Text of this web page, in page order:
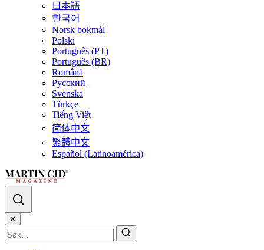
日本語
한국어
Norsk bokmål
Polski
Português (PT)
Português (BR)
Română
Русский
Svenska
Türkçe
Tiếng Việt
简体中文
繁體中文
Español (Latinoamérica)
✕